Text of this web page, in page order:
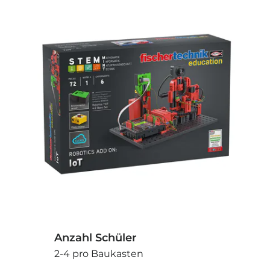
Anzahl Schüler
2-4 pro Baukasten